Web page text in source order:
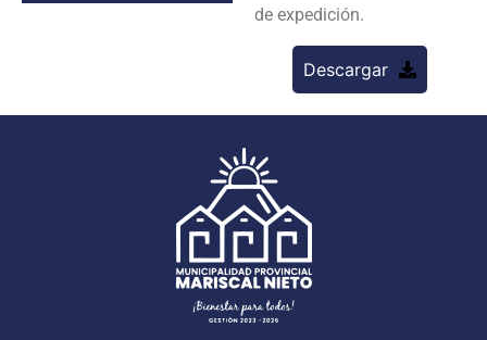
de expedición.
Descargar